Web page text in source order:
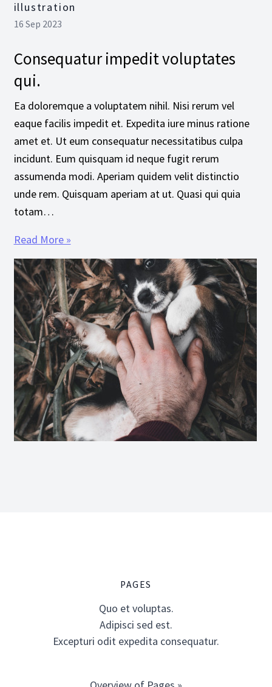
illustration
16 Sep 2023
Consequatur impedit voluptates
qui.
Ea doloremque a voluptatem nihil. Nisi rerum vel
eaque facilis impedit et. Expedita iure minus ratione
amet et. Ut eum consequatur necessitatibus culpa
incidunt. Eum quisquam id neque fugit rerum
assumenda modi. Aperiam quidem velit distinctio
unde rem. Quisquam aperiam at ut. Quasi qui quia
totam…
Read More »
PAGES
Quo et voluptas.
Adipisci sed est.
Excepturi odit expedita consequatur.